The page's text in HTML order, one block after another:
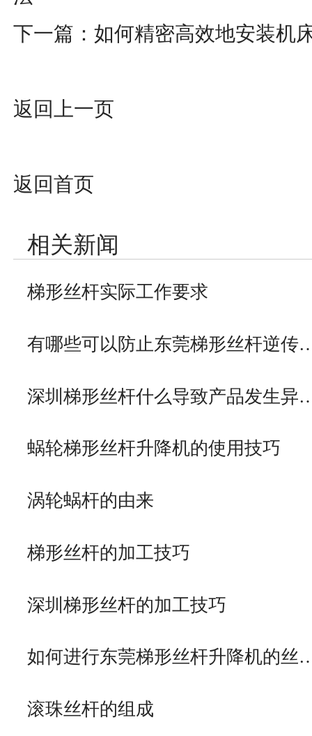
下一篇： 如何精密高效地安装机
返回上一页
返回首页
相关新闻
梯形丝杆实际工作要求
有哪些可以防止东莞梯形丝杆逆传
深圳梯形丝杆什么导致产品发生异
蜗轮梯形丝杆升降机的使用技巧
涡轮蜗杆的由来
梯形丝杆的加工技巧
深圳梯形丝杆的加工技巧
如何进行东莞梯形丝杆升降机的丝
滚珠丝杆的组成